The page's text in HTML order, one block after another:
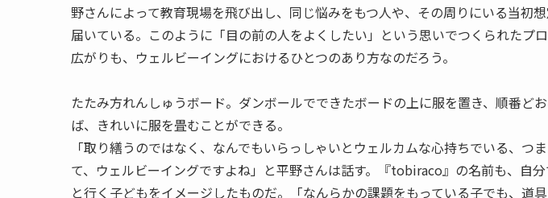
野さんによって教育現場を飛び出し、同じ悩みをもつ人や、その周りにいる当初
届いている。このように「目の前の人をよくしたい」という思いでつくられたプ
広がりも、ウェルビーイングにおけるひとつのあり方なのだろう。
たたみ方れんしゅうボード。ダンボールでできたボードの上に服を置き、順番ど
ば、きれいに服を畳むことができる。
「取り繕うのではなく、なんでもいらっしゃいとウェルカムな心持ちでいる、つ
て、ウェルビーイングですよね」と平野さんは話す。『tobiraco』の名前も、自
と行く子どもをイメージしたものだ。「なんらかの課題をもっている子でも、道